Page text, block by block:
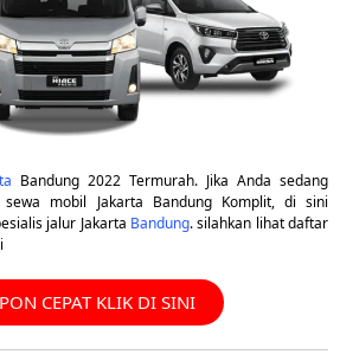
Bandung 2022 Termurah. Jika Anda sedang
mobil Jakarta Bandung Komplit, di sini
jalur Jakarta Bandung. silahkan lihat daftar
CEPAT KLIK DI SINI